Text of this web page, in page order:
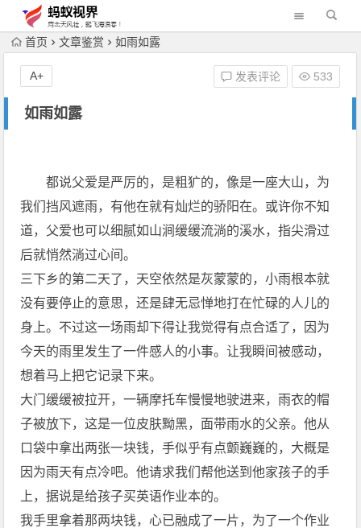
首页 文章鉴赏 如雨如露
如雨如露
发表评论 533
A+
都说父爱是严厉的，是粗犷的，像是一座大山，为
我们挡风遮雨，有他在就有灿烂的骄阳在。或许你不知
道，父爱也可以细腻如山涧缓缓流淌的溪水，指尖滑过
后就悄然淌过心间。
三下乡的第二天了，天空依然是灰蒙蒙的，小雨根本就
没有要停止的意思，还是肆无忌惮地打在忙碌的人儿的
身上。不过这一场雨却下得让我觉得有点合适了，因为
今天的雨里发生了一件感人的小事。让我瞬间被感动，
想着马上把它记录下来。
大门缓缓被拉开，一辆摩托车慢慢地驶进来，雨衣的帽
子被放下，这是一位皮肤黝黑，面带雨水的父亲。他从
口袋中拿出两张一块钱，手似乎有点颤巍巍的，大概是
因为雨天有点冷吧。他请求我们帮他送到他家孩子的手
上，据说是给孩子买英语作业本的。
我手里拿着那两块钱，心已融成了一片，为了一个作业